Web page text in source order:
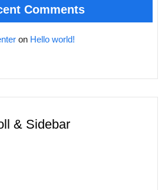
Comments
on Hello world!
& Sidebar